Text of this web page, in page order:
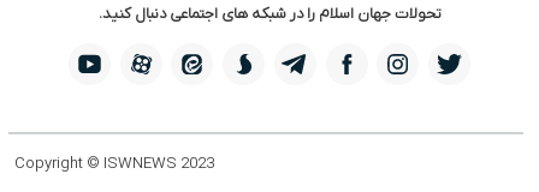
تحولات جهان اسلام را در شبکه های اجتماعی دنبال کنید.
Copyright © ISWNEWS 2023